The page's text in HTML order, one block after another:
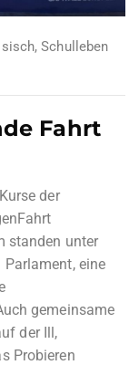
,Schulleben
Fahrt
der
standen unter
eine
gemeinsame
der Ill,
Probieren